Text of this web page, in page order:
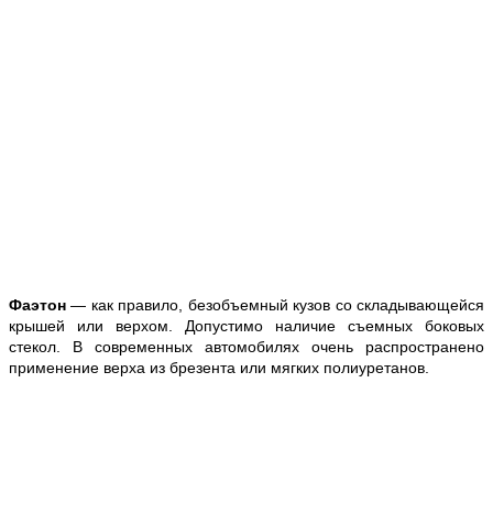
Фаэтон— как правило, безобъемный кузов со складывающейся
крышей или верхом. Допустимо наличие съемных боковых
стекол. В современных автомобилях очень распространено
применение верха из брезента или мягких полиуретанов.